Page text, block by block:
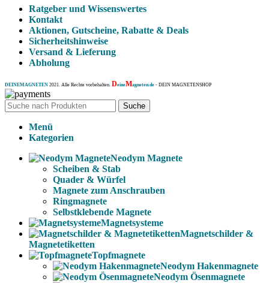
Ratgeber und Wissenswertes
Kontakt
Aktionen, Gutscheine, Rabatte & Deals
Sicherheitshinweise
Versand & Lieferung
Abholung
DEINEMAGNETEN 2021. Alle Rechte vorbehalten. DeineMagneten.de - DEIN MAGNETENSHOP
Suche
Menü
Kategorien
Neodym Magnete
Scheiben & Stab
Quader & Würfel
Magnete zum Anschrauben
Ringmagnete
Selbstklebende Magnete
Magnetsysteme
Magnetschilder &
Magnetetiketten
Topfmagnete
Neodym Hakenmagnete
Neodym Ösenmagnete